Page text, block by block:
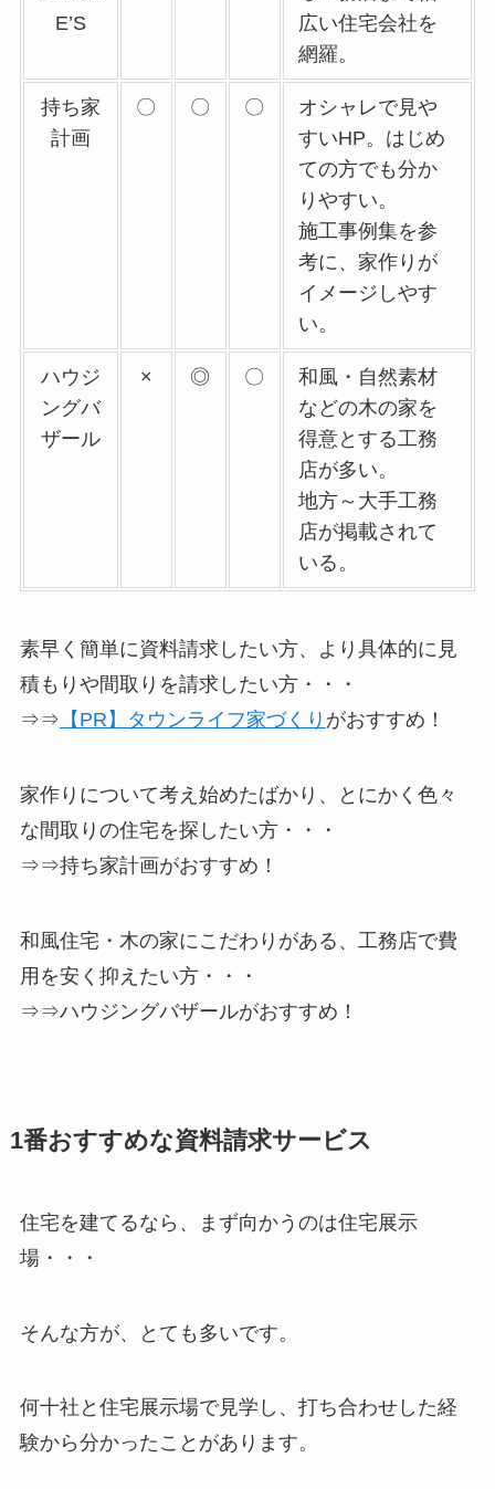
E’S
広い住宅会社を
網羅。
持ち家
計画
〇 〇 〇
オシャレで見や
すいHP。はじめ
ての方でも分か
りやすい。
施工事例集を参
考に、家作りが
イメージしやす
い。
ハウジ
ングバ
ザール
× ◎ 〇
和風・自然素材
などの木の家を
得意とする工務
店が多い。
地方～大手工務
店が掲載されて
いる。
素早く簡単に資料請求したい方、より具体的に見
積もりや間取りを請求したい方・・・
⇒⇒ 【PR】タウンライフ家づくり がおすすめ！
家作りについて考え始めたばかり、とにかく色々
な間取りの住宅を探したい方・・・
⇒⇒持ち家計画がおすすめ！
和風住宅・木の家にこだわりがある、工務店で費
用を安く抑えたい方・・・
⇒⇒ハウジングバザールがおすすめ！
1番おすすめな資料請求サービス
住宅を建てるなら、まず向かうのは住宅展示
場・・・
そんな方が、とても多いです。
何十社と住宅展示場で見学し、打ち合わせした経
験から分かったことがあります。